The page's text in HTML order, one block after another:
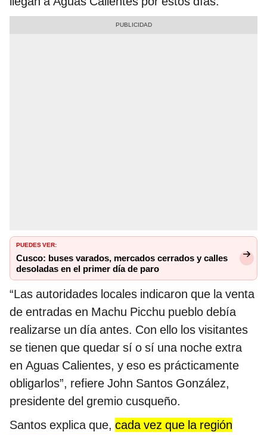
PUEDES VER:
Cusco: buses varados, mercados cerrados y calles
desoladas en el primer día de paro
“Las autoridades locales indicaron que la venta
de entradas en Machu Picchu pueblo debía
realizarse un día antes. Con ello los visitantes
se tienen que quedar sí o sí una noche extra
en Aguas Calientes, y eso es prácticamente
obligarlos”, refiere John Santos González,
presidente del gremio cusqueño.
Santos explica que, cada vez que la región